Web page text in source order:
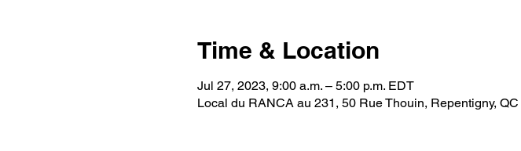
Time & Location
Jul 27, 2023, 9:00 a.m. – 5:00 p.m. EDT
Local du RANCA au 231, 50 Rue Thouin, Repentigny,